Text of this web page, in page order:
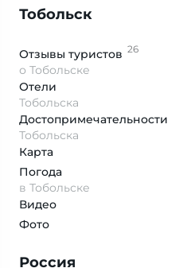
Тобольск
Отзывы туристов 26
о Тобольске
Отели
Тобольска
Достопримеча­тельности
Тобольска
Карта
Погода
в Тобольске
Видео
Фото
Россия